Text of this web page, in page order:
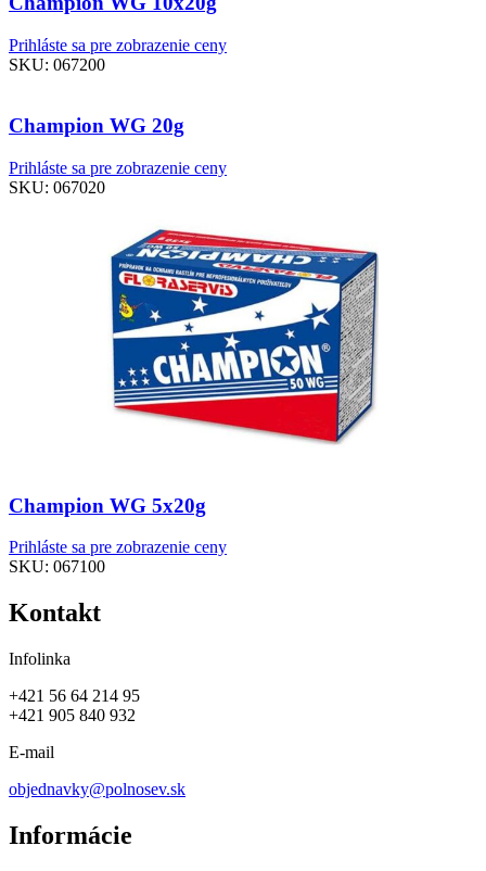
Prihláste sa pre zobrazenie ceny
SKU: 067200
Champion WG 20g
Prihláste sa pre zobrazenie ceny
SKU: 067020
Champion WG 5x20g
Prihláste sa pre zobrazenie ceny
SKU: 067100
Kontakt
Infolinka
+421 56 64 214 95
+421 905 840 932
E-mail
objednavky@polnosev.sk
Informácie